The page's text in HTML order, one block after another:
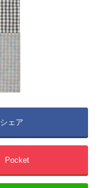
シェア
Pocket